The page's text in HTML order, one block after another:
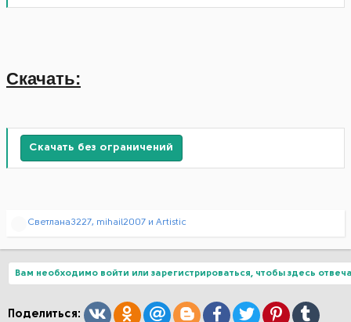
Скачать:
Скачать без ограничений
Р
ц
и
:
Светлана3227, mihail2007 и Artistic
Вам необходимо войти или зарегистрироваться, чтобы здесь
Поделиться: ВконтактеОдноклассники
Mail.ruBloggerFacebook
TwitterPinterestTumblr